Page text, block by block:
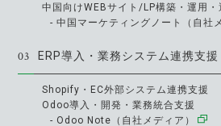
中国向けWEBサイト/LP構築・運用・
- 中国マーケティングノート（自社
03 ERP導入・業務システム連携支援
Shopify・EC外部システム連携支援
Odoo導入・開発・業務統合支援
- Odoo Note（自社メディア）